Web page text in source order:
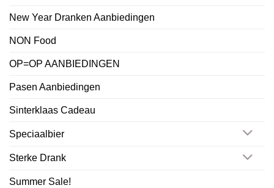
New Year Dranken Aanbiedingen
NON Food
OP=OP AANBIEDINGEN
Pasen Aanbiedingen
Sinterklaas Cadeau
Speciaalbier
Sterke Drank
Summer Sale!